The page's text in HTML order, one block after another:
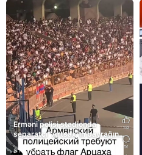
Erməni polisi stadionda
separatçı “Artsax”ın bayrağını
müsadirə etdi və…
8 Avq • 08:39